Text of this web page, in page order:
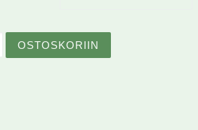
OSTOSKORIIN